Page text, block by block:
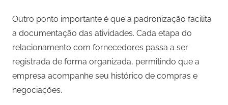
Outro ponto importante é que a padronização facilita
a documentação das atividades. Cada etapa do
relacionamento com fornecedores passa a ser
registrada de forma organizada, permitindo que a
empresa acompanhe seu histórico de compras e
negociações.